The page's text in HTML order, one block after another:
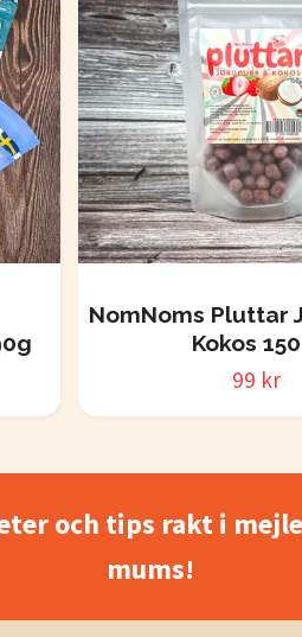
NomNoms Pluttar
Kokos
99 kr
och tips rakt i
mums!